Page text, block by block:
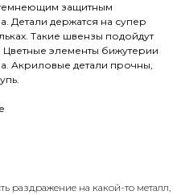
защитным
Детали держатся на супер
Такие швензы подойдут
Цветные элементы бижутерии
Акриловые детали прочны,
раздражение на какой-то металл,